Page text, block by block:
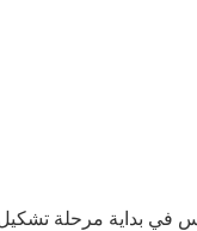
في بداية مرحلة